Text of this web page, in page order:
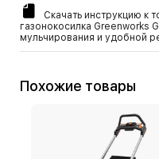
Скачать инструкцию к
газонокосилка Greenworks
мульчирования и удобной
Похожие товары